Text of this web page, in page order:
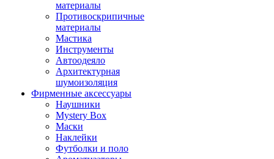
материалы
Противоскрипичные
материалы
Мастика
Инструменты
Автоодеяло
Архитектурная
шумоизоляция
Фирменные аксессуары
Наушники
Mystery Box
Маски
Наклейки
Футболки и поло